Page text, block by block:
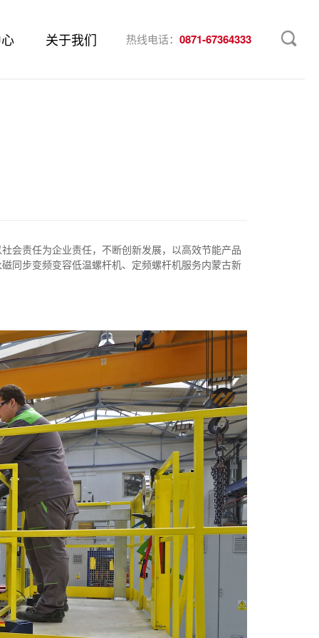
关于我们 热线电话： 0871-67364333
会责任为企业责任，不断创新发展，以高效节能产品
同步变频变容低温螺杆机、定频螺杆机服务内蒙古新